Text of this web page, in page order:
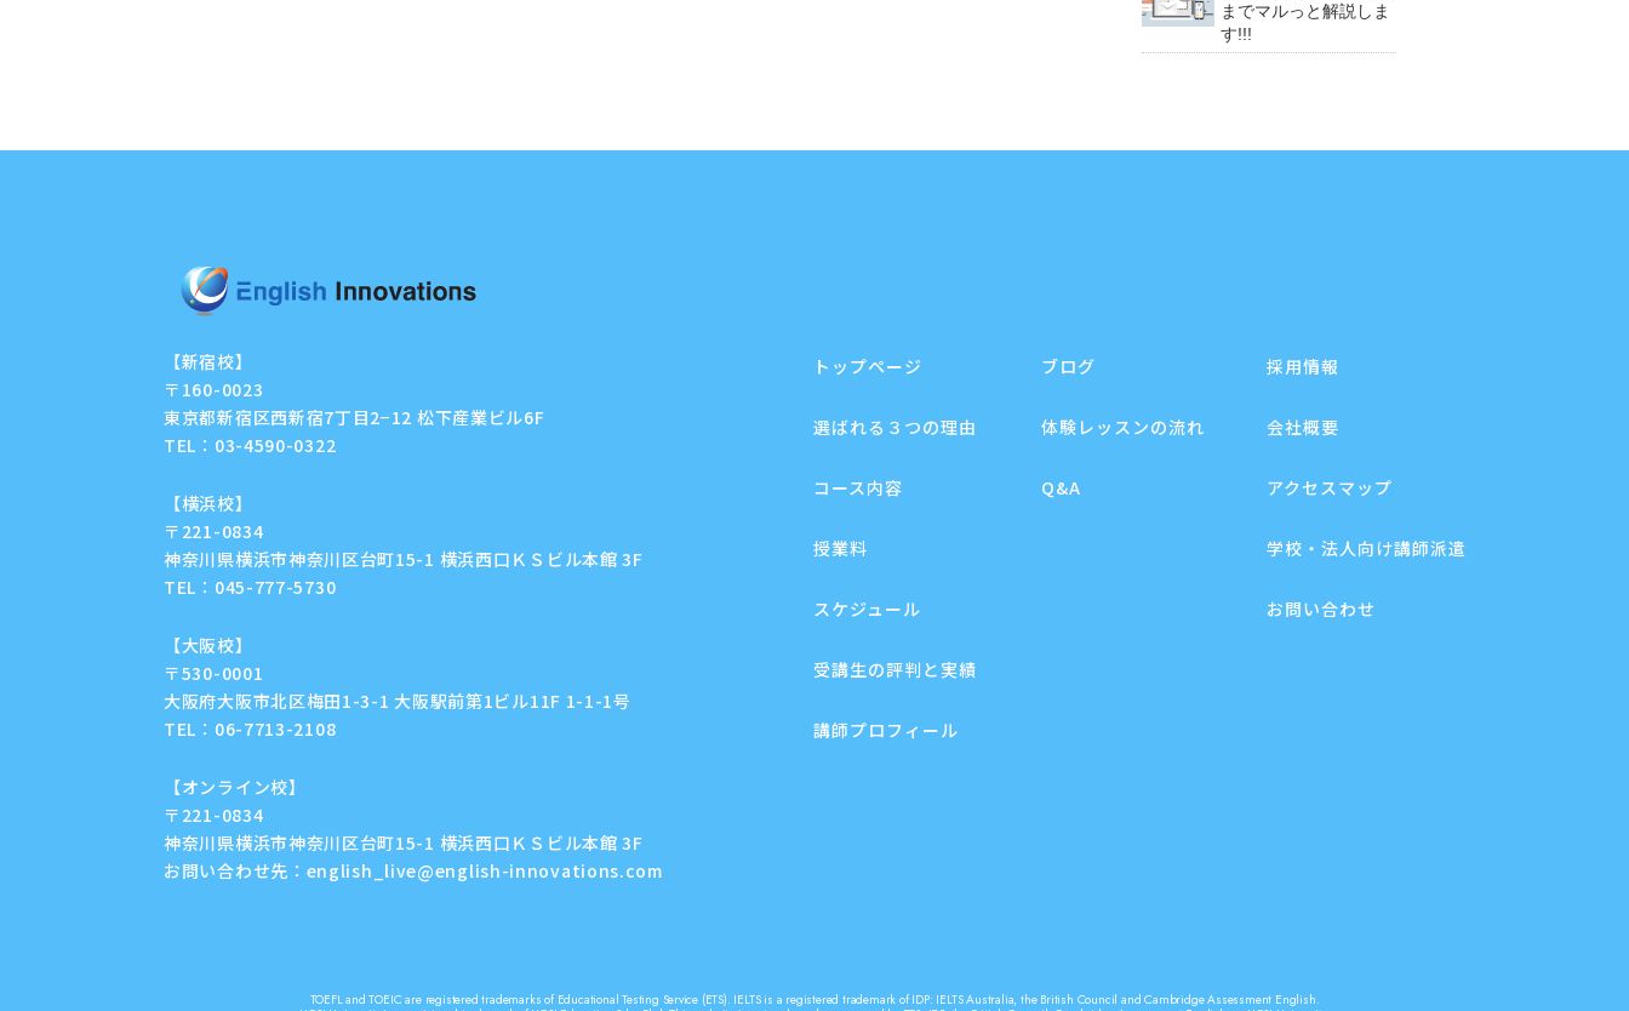
までマルっと解説しま
す!!!
【新宿校】
〒160-0023
東京都新宿区西新宿7丁目2−12 松下産業ビル6F
TEL： 03-4590-0322
【横浜校】
〒221-0834
神奈川県横浜市神奈川区台町15-1 横浜西口ＫＳビル本館 3F
TEL： 045-777-5730
【大阪校】
〒530-0001
大阪府大阪市北区梅田1-3-1 大阪駅前第1ビル11F 1-1-1号
TEL： 06-7713-2108
【オンライン校】
〒221-0834
神奈川県横浜市神奈川区台町15-1 横浜西口ＫＳビル本館 3F
お問い合わせ先： english_live@english-innovations.com
トップページ
選ばれる３つの理由
コース内容
授業料
スケジュール
受講生の評判と実績
講師プロフィール
ブログ
体験レッスンの流れ
Q&A
採用情報
会社概要
アクセスマップ
学校・法人向け講師派遣
お問い合わせ
TOEFL and TOEIC are registered trademarks of Educational Testing Service (ETS). IELTS is a registered trademark of IDP: IELTS Australia, the British Council and Cambridge Assessment English.